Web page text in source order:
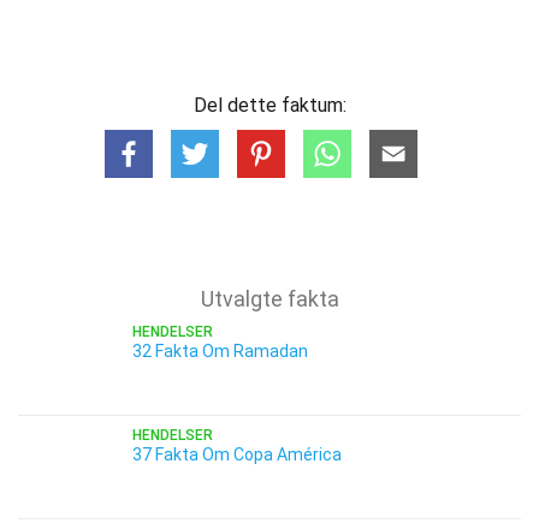
Del dette faktum:
Utvalgte fakta
HENDELSER
32 Fakta Om Ramadan
HENDELSER
37 Fakta Om Copa América